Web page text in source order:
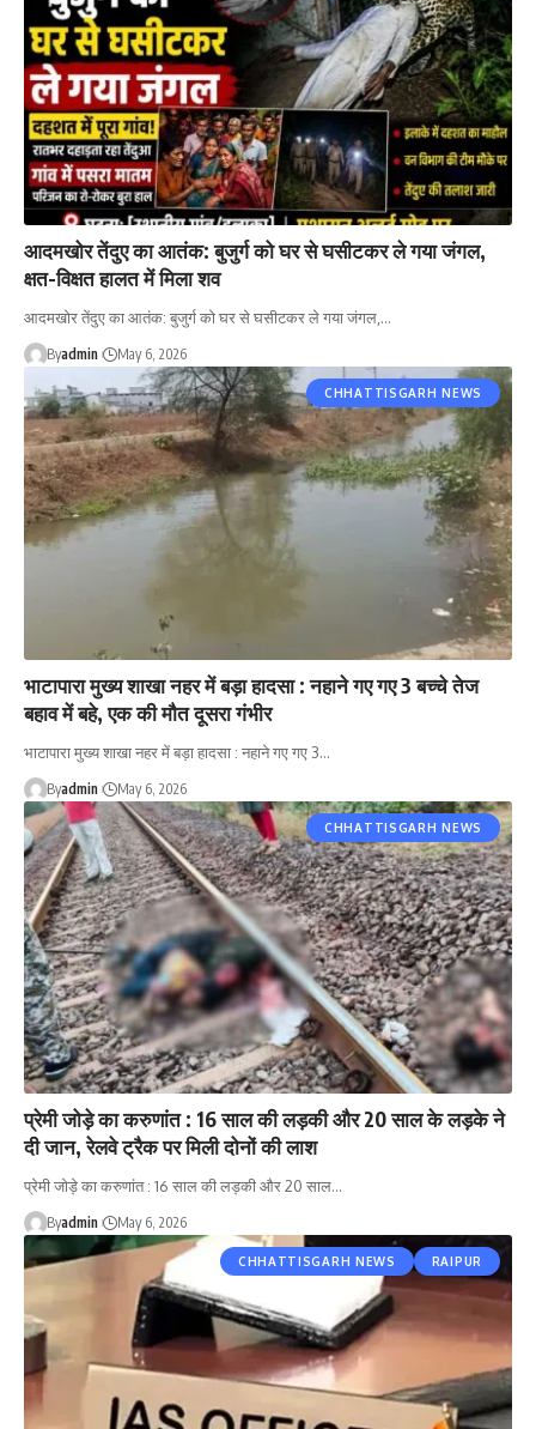
आदमखोर तेंदुए का आतंक: बुजुर्ग को घर से घसीटकर ले गया जंगल,
क्षत-विक्षत हालत में मिला शव
आदमखोर तेंदुए का आतंक: बुजुर्ग को घर से घसीटकर ले गया जंगल,…
Byadmin May 6, 2026
CHHATTISGARH NEWS
भाटापारा मुख्य शाखा नहर में बड़ा हादसा : नहाने गए गए 3 बच्चे तेज
बहाव में बहे, एक की मौत दूसरा गंभीर
भाटापारा मुख्य शाखा नहर में बड़ा हादसा : नहाने गए गए 3…
Byadmin May 6, 2026
CHHATTISGARH NEWS
प्रेमी जोड़े का करुणांत : 16 साल की लड़की और 20 साल के लड़के ने
दी जान, रेलवे ट्रैक पर मिली दोनों की लाश
प्रेमी जोड़े का करुणांत : 16 साल की लड़की और 20 साल…
Byadmin May 6, 2026
CHHATTISGARH NEWS RAIPUR